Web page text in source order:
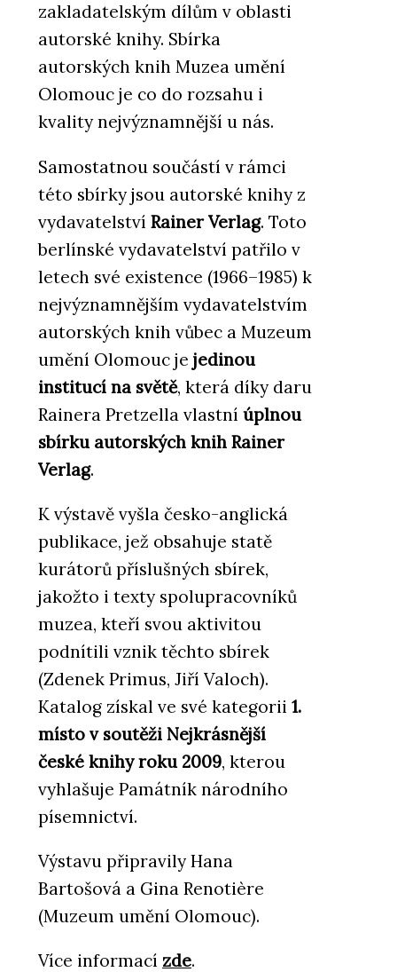
zakladatelským dílům v oblasti
autorské knihy. Sbírka
autorských knih Muzea umění
Olomouc je co do rozsahu i
kvality nejvýznamnější u nás.
Samostatnou součástí v rámci
této sbírky jsou autorské knihy z
vydavatelství Rainer Verlag. Toto
berlínské vydavatelství patřilo v
letech své existence (1966–1985) k
nejvýznamnějším vydavatelstvím
autorských knih vůbec a Muzeum
umění Olomouc je jedinou
institucí na světě, která díky daru
Rainera Pretzella vlastní úplnou
sbírku autorských knih Rainer
Verlag.
K výstavě vyšla česko-anglická
publikace, jež obsahuje statě
kurátorů příslušných sbírek,
jakožto i texty spolupracovníků
muzea, kteří svou aktivitou
podnítili vznik těchto sbírek
(Zdenek Primus, Jiří Valoch).
Katalog získal ve své kategorii 1.
místo v soutěži Nejkrásnější
české knihy roku 2009, kterou
vyhlašuje Památník národního
písemnictví.
Výstavu připravily Hana
Bartošová a Gina Renotière
(Muzeum umění Olomouc).
Více informací zde.